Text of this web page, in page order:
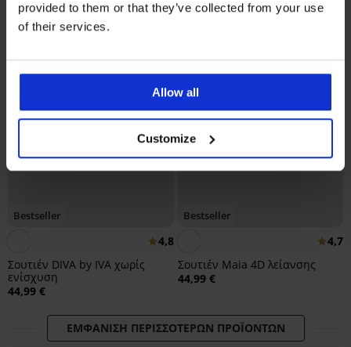
provided to them or that they’ve collected from your use
of their services.
Allow all
Customize
Bestseller
4,8
Σουτιέν DIVA by IVA χωρίς
ενίσχυση
44,99 €
Bestseller
4,7
Σουτιέν Maia 4D λείανσης
44,99 €
ΕΜΦΆΝΙΣΗ ΠΕΡΙΣΣΌΤΕΡΩΝ ΠΡΟΪΌΝΤΩΝ